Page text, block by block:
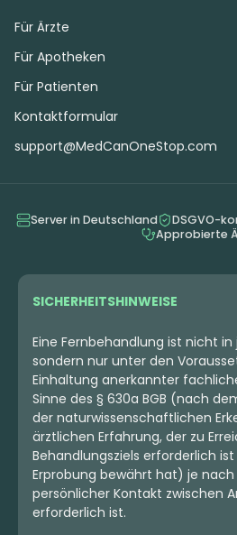
Hybrid Blüten
Apollo Picasso 30/1
Spritzer
4,3 (22)
THC:28,6% CBD: <0,2 %
Ab 4,09 €
4.40 €
MEHR
Für Ärzte
Für Apotheken
Für Patienten
Kontaktformular
support@MedCanOneStop.com
Server in Deutschland DSGVO-
Approbierte
SICHERHEITSHINWEISE
Eine Fernbehandlung ist nicht
sondern nur unter den
Einhaltung anerkannter
Sinne des § 630a BGB (nach
der naturwissenschaftlichen
ärztlichen Erfahrung, der zu
Behandlungsziels erforderlich
Erprobung bewährt hat) je nach
persönlicher Kontakt zwischen
erforderlich ist.